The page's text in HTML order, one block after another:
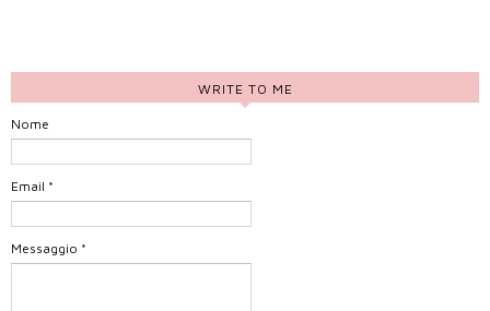
WRITE TO ME
Nome
Email *
Messaggio *